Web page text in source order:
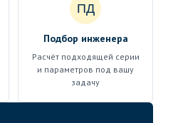
ПД
Подбор инженера
Расчёт подходящей серии
и параметров под вашу
задачу